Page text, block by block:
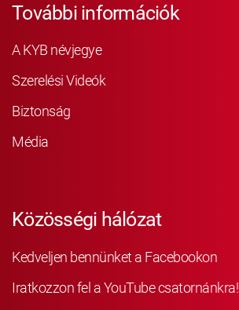
További információk
A KYB névjegye
Szerelési Videók
Biztonság
Média
Közösségi hálózat
Kedveljen bennünket a Facebookon
Iratkozzon fel a YouTube csatornánkra!